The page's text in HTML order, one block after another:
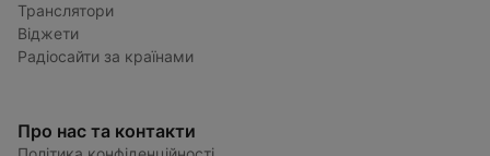
Транслятори
Віджети
Радіосайти за країнами
Про нас та контакти